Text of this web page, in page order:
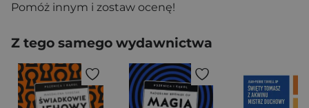
Pomóż innym i zostaw ocenę!
Z tego samego wydawnictwa